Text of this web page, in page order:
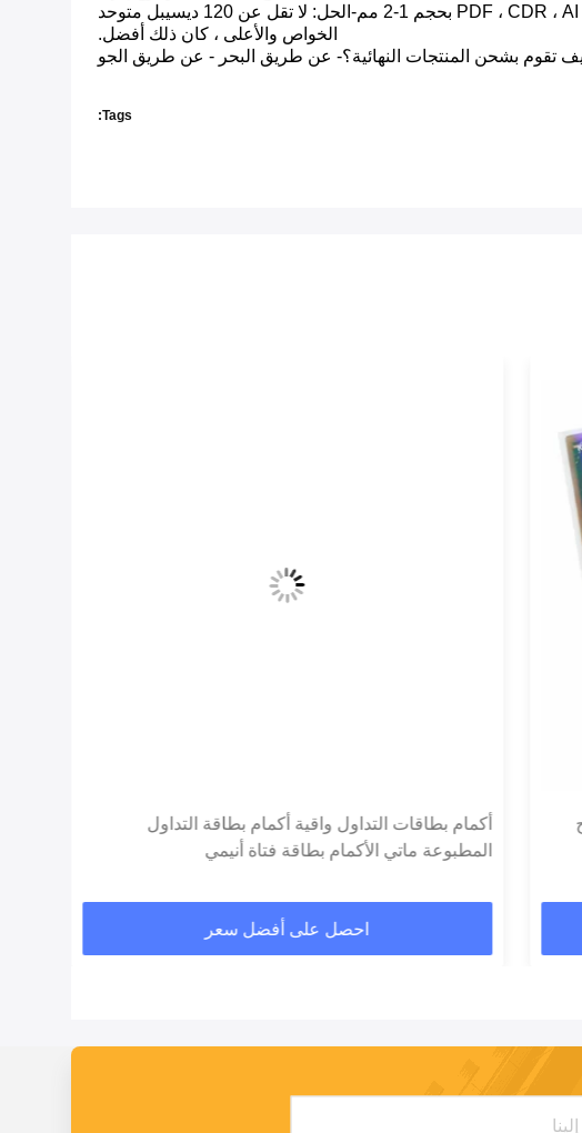
Q6: عندما نساعدك في إنشاء العمل الفني ، ما هو نوع fomt المتاح للطباعة؟-التنسيق الشائع: PDF ، CDR ، AI ، PSD -Bleed بحجم 1-2 مم-الحل: لا تقل عن 120 ديسيبل متوحد
الخواص والأعلى ، كان ذلك أفضل.
Tags:
أكمام بطاقات التداول واقية أكمام بطاقة التداول
المطبوعة ماتي الأكمام بطاقة فتاة أنيمي
احصل على أفضل سعر